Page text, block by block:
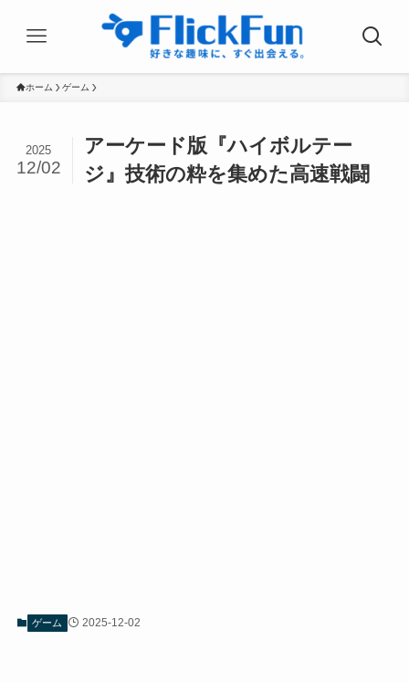
ホーム ゲーム
アーケード版『ハイボルテー
ジ』技術の粋を集めた高速戦闘
2025
12/02
ゲーム 2025-12-02